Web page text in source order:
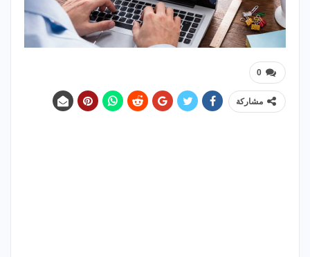
0
مشاركة